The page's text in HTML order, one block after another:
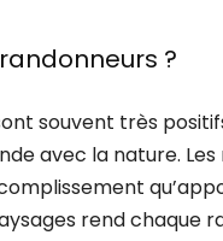
?
souvent très
avec la nature.
rend chaque